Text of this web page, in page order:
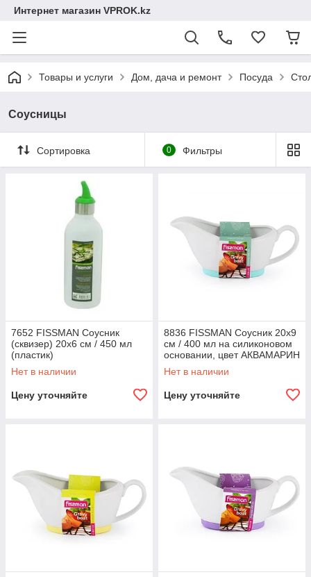
Интернет магазин VPROK.kz
Товары и услуги Дом, дача и ремонт Посуда
Соусницы
Сортировка 0 Фильтры
7652 FISSMAN Соусник
(сквизер) 20x6 см / 450 мл
(пластик)
Нет в наличии
Цену уточняйте
8836 FISSMAN Соусник 20x9
см / 400 мл на силиконовом
основании, цвет АКВАМАРИН
(керамика)
Нет в наличии
Цену уточняйте